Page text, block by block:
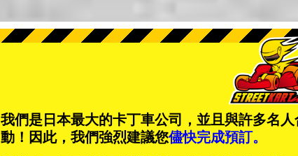
我們是日本最大的卡丁車公司，並且與許多名人
動 ！因此，我們強烈建議您儘快完成預訂。